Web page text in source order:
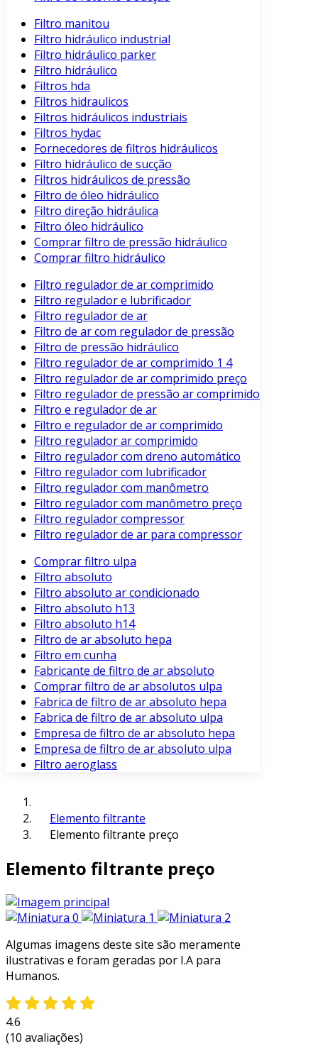
Filtro manitou
Filtro hidráulico industrial
Filtro hidráulico parker
Filtro hidráulico
Filtros hda
Filtros hidraulicos
Filtros hidráulicos industriais
Filtros hydac
Fornecedores de filtros hidráulicos
Filtro hidráulico de sucção
Filtros hidráulicos de pressão
Filtro de óleo hidráulico
Filtro direção hidráulica
Filtro óleo hidráulico
Comprar filtro de pressão hidráulico
Comprar filtro hidráulico
Filtro regulador de ar comprimido
Filtro regulador e lubrificador
Filtro regulador de ar
Filtro de ar com regulador de pressão
Filtro de pressão hidráulico
Filtro regulador de ar comprimido 1 4
Filtro regulador de ar comprimido preço
Filtro regulador de pressão ar comprimido
Filtro e regulador de ar
Filtro e regulador de ar comprimido
Filtro regulador ar comprimido
Filtro regulador com dreno automático
Filtro regulador com lubrificador
Filtro regulador com manômetro
Filtro regulador com manômetro preço
Filtro regulador compressor
Filtro regulador de ar para compressor
Comprar filtro ulpa
Filtro absoluto
Filtro absoluto ar condicionado
Filtro absoluto h13
Filtro absoluto h14
Filtro de ar absoluto hepa
Filtro em cunha
Fabricante de filtro de ar absoluto
Comprar filtro de ar absolutos ulpa
Fabrica de filtro de ar absoluto hepa
Fabrica de filtro de ar absoluto ulpa
Empresa de filtro de ar absoluto hepa
Empresa de filtro de ar absoluto ulpa
Filtro aeroglass
Elemento filtrante
Elemento filtrante preço
Elemento filtrante preço
Algumas imagens deste site são meramente
ilustrativas e foram geradas por I.A para
Humanos.
4.6
(10 avaliações)